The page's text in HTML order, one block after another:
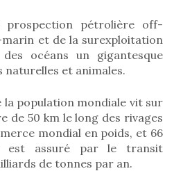
prospection pétrolière off-
marin et de la surexploitation
océans un gigantesque
naturelles et animales.
population mondiale vit sur
de 50 km le long des rivages
mondial en poids, et 66
est assuré par le transit
de tonnes par an.